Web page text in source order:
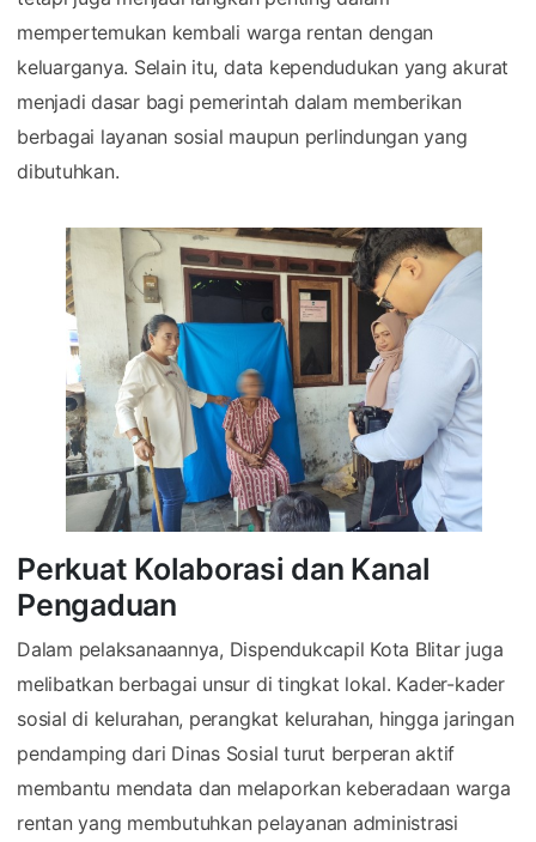
mempertemukan kembali warga rentan dengan
keluarganya. Selain itu, data kependudukan yang akurat
menjadi dasar bagi pemerintah dalam memberikan
berbagai layanan sosial maupun perlindungan yang
dibutuhkan.
Perkuat Kolaborasi dan Kanal
Pengaduan
Dalam pelaksanaannya, Dispendukcapil Kota Blitar juga
melibatkan berbagai unsur di tingkat lokal. Kader-kader
sosial di kelurahan, perangkat kelurahan, hingga jaringan
pendamping dari Dinas Sosial turut berperan aktif
membantu mendata dan melaporkan keberadaan warga
rentan yang membutuhkan pelayanan administrasi